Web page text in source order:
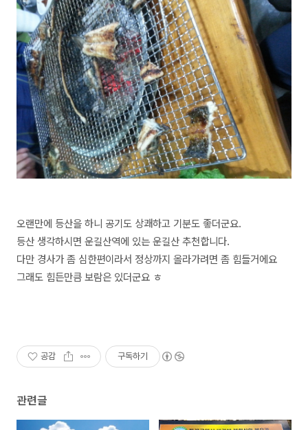
오랜만에 등산을 하니 공기도 상쾌하고 기분도 좋더군요.
등산 생각하시면 운길산역에 있는 운길산 추천합니다.
다만 경사가 좀 심한편이라서 정상까지 올라가려면 좀 힘들거에요
그래도 힘든만큼 보람은 있더군요 ㅎ
공감 구독하기
관련글